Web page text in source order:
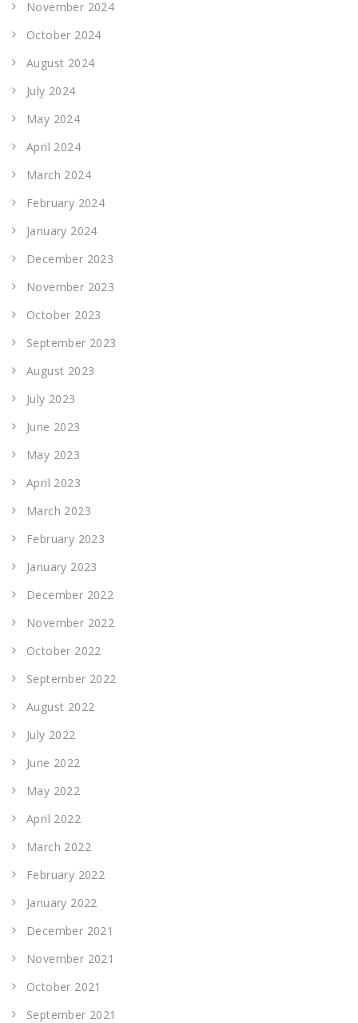
November 2024
October 2024
August 2024
July 2024
May 2024
April 2024
March 2024
February 2024
January 2024
December 2023
November 2023
October 2023
September 2023
August 2023
July 2023
June 2023
May 2023
April 2023
March 2023
February 2023
January 2023
December 2022
November 2022
October 2022
September 2022
August 2022
July 2022
June 2022
May 2022
April 2022
March 2022
February 2022
January 2022
December 2021
November 2021
October 2021
September 2021